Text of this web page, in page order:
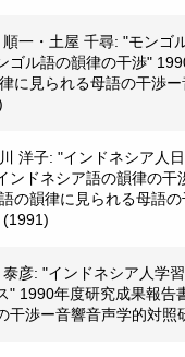
一・土屋 千尋: "モンゴ
ゴル語の韻律の干渉"
に見られる母語の干渉
洋子: "インドネシア人
ンドネシア語の韻律の干
の韻律に見られる母語
(1991)
彦: "インドネシア人学
" 1990年度研究成果報告
干渉ー音響音声学的対照